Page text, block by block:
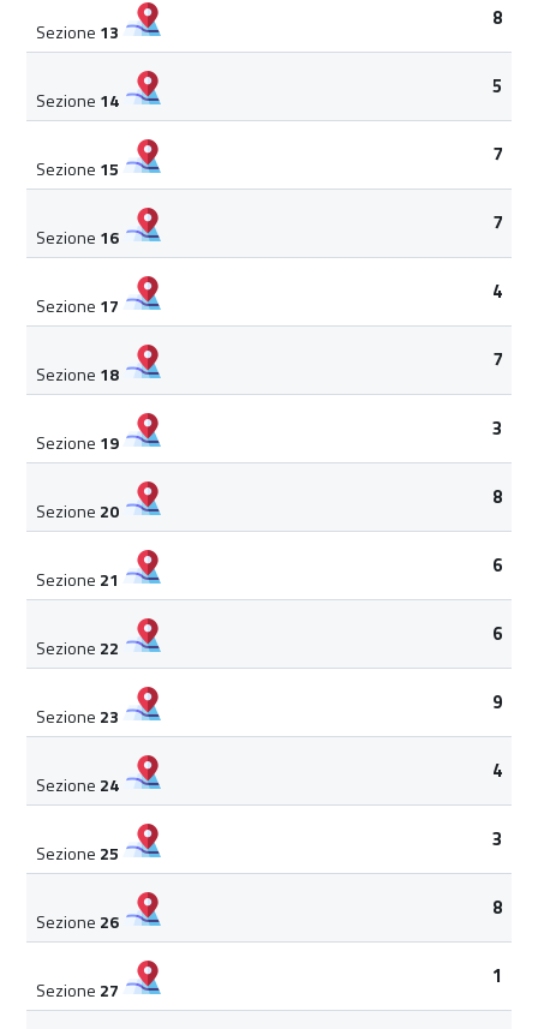
Sezione 13
8
Sezione 14
5
Sezione 15
7
Sezione 16
7
Sezione 17
4
Sezione 18
7
Sezione 19
3
Sezione 20
8
Sezione 21
6
Sezione 22
6
Sezione 23
9
Sezione 24
4
Sezione 25
3
Sezione 26
8
Sezione 27
1